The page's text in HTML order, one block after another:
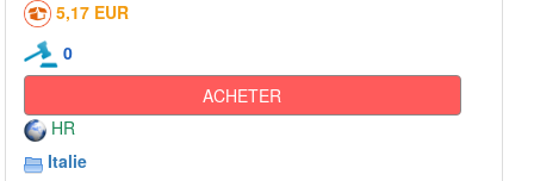
5,17 EUR
0
ACHETER
HR
Italie